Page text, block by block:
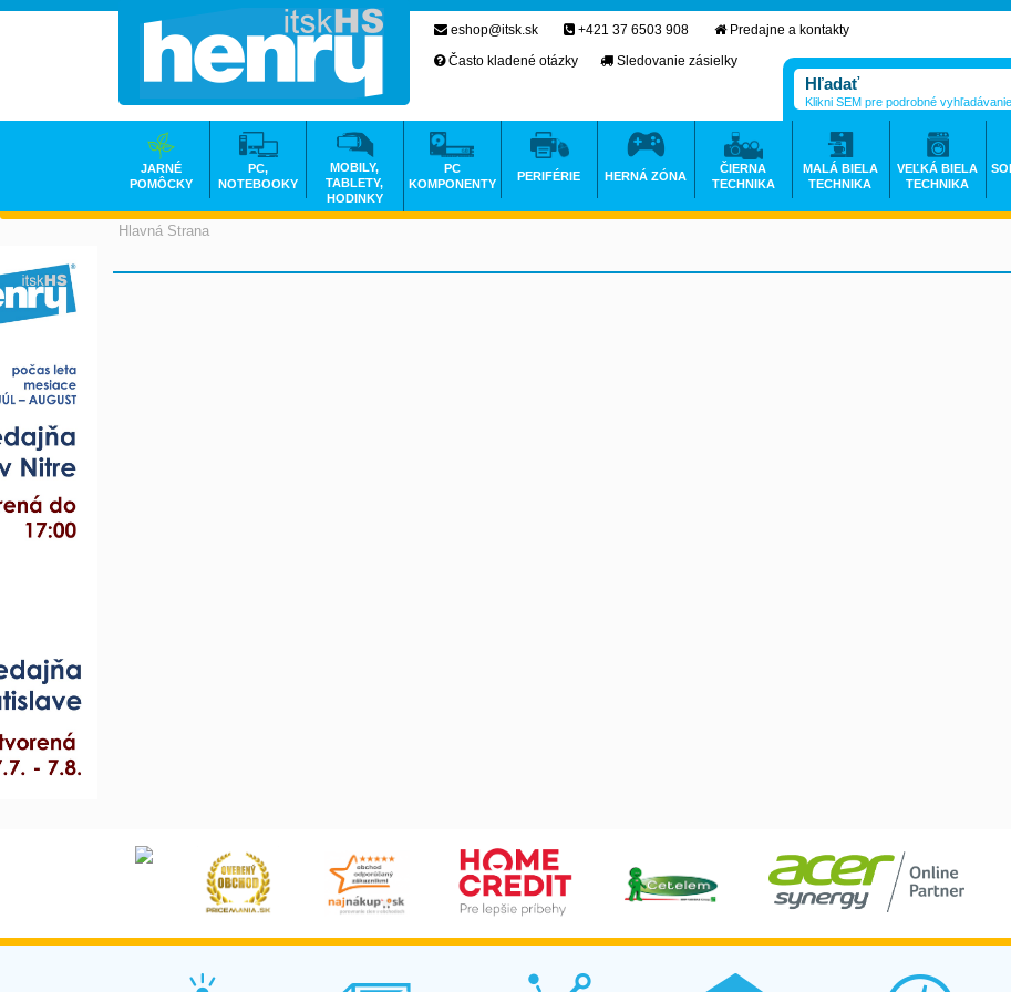
Hlavná Strana
eshop@itsk.sk +421 37 6503 908
Predajne a kontakty
Často kladené otázky
Sledovanie zásielky
Klikni SEM pre podrobné
JARNÉ
POMÔCKY
PC,
NOTEBOOKY
MOBILY,
TABLETY,
HODINKY
PC
KOMPONENTY
PERIFÉRIE HERNÁ ZÓNA
ČIERNA
TECHNIKA
MALÁ BIELA
TECHNIKA
VEĽKÁ BIELA
TECHNIKA